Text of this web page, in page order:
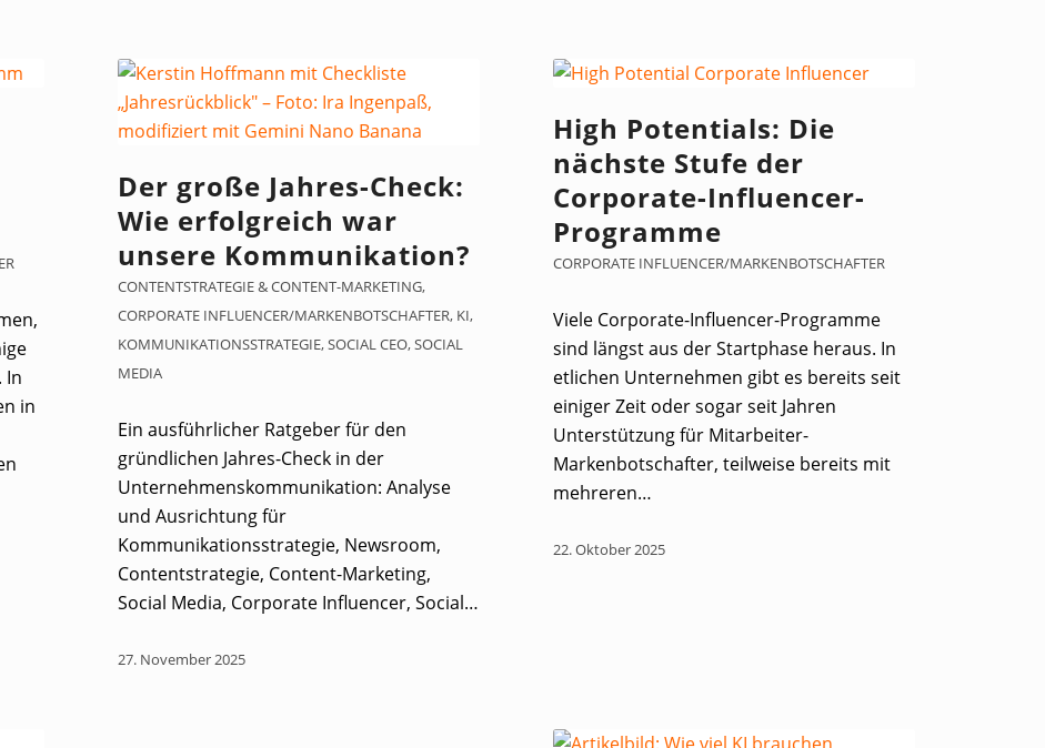
In
in
Der große Jahres-Check:
Wie erfolgreich war
unsere Kommunikation?
CONTENTSTRATEGIE & CONTENT-MARKETING,
CORPORATE INFLUENCER/MARKENBOTSCHAFTER, KI,
KOMMUNIKATIONSSTRATEGIE,SOCIAL CEO,SOCIAL
MEDIA
Ein ausführlicher Ratgeber für den
gründlichen Jahres-Check in der
Unternehmenskommunikation: Analyse
und Ausrichtung für
Kommunikationsstrategie, Newsroom,
Contentstrategie, Content-Marketing,
Social Media, Corporate Influencer, Social…
27. November 2025
High Potentials: Die
nächste Stufe der
Corporate-Influencer-
Programme
CORPORATE INFLUENCER/MARKENBOTSCHAFTER
Viele Corporate-Influencer-Programme
sind längst aus der Startphase heraus. In
etlichen Unternehmen gibt es bereits seit
einiger Zeit oder sogar seit Jahren
Unterstützung für Mitarbeiter-
Markenbotschafter, teilweise bereits mit
mehreren…
22. Oktober 2025